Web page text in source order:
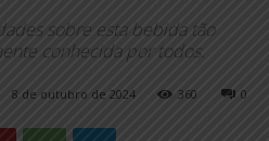
sobre esta bebida tão
conhecida por todos.
8 de outubro de 2024 0
360